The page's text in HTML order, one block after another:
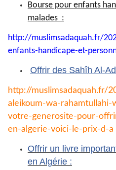
Bourse pour enfants
malades :
http://muslimsadaquah.fr/
enfants-handicape-et-
Offrir des Sahîh Al-
http://muslimsadaquah.fr/
aleikoum-wa-rahamtullahi-
votre-generosite-pour-
en-algerie-voici-le-prix-d-a
Offrir un livre
en Algérie :